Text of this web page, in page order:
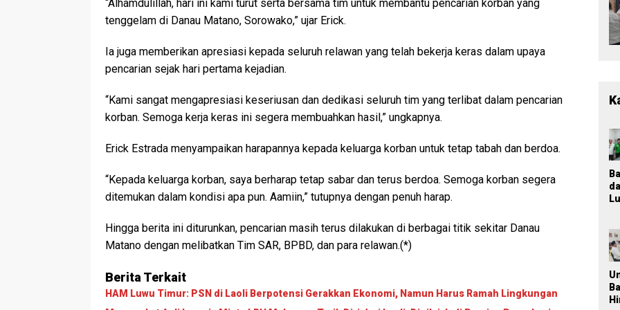
“Alhamdulillah, hari ini kami turut serta bersama tim untuk membantu pencarian korban yang
tenggelam di Danau Matano, Sorowako,” ujar Erick.
Ia juga memberikan apresiasi kepada seluruh relawan yang telah bekerja keras dalam upaya
pencarian sejak hari pertama kejadian.
“Kami sangat mengapresiasi keseriusan dan dedikasi seluruh tim yang terlibat dalam pencarian
korban. Semoga kerja keras ini segera membuahkan hasil,” ungkapnya.
Erick Estrada menyampaikan harapannya kepada keluarga korban untuk tetap tabah dan berdoa.
“Kepada keluarga korban, saya berharap tetap sabar dan terus berdoa. Semoga korban segera
ditemukan dalam kondisi apa pun. Aamiin,” tutupnya dengan penuh harap.
Hingga berita ini diturunkan, pencarian masih terus dilakukan di berbagai titik sekitar Danau
Matano dengan melibatkan Tim SAR, BPBD, dan para relawan.(*)
Berita Terkait
HAM Luwu Timur: PSN di Laoli Berpotensi Gerakkan Ekonomi, Namun Harus Ramah Lingkungan
n